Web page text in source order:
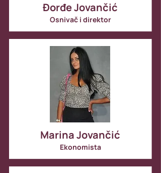
Đorđe Jovančić
Osnivač i direktor
Marina Jovančić
Ekonomista